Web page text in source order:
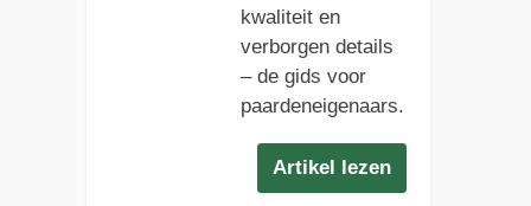
kwaliteit en
verborgen details
– de gids voor
paardeneigenaars.
Artikel lezen